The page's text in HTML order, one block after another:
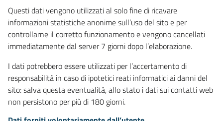
Questi dati vengono utilizzati al solo fine di ricavare
informazioni statistiche anonime sull’uso del sito e per
controllarne il corretto funzionamento e vengono cancellati
immediatamente dal server 7 giorni dopo l’elaborazione.
I dati potrebbero essere utilizzati per l’accertamento di
responsabilità in caso di ipotetici reati informatici ai danni del
sito: salva questa eventualità, allo stato i dati sui contatti web
non persistono per più di 180 giorni.